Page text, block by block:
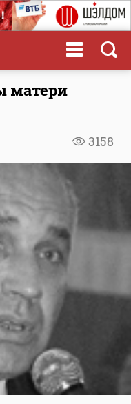
матери
3158